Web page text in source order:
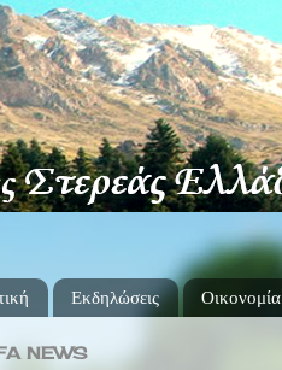
Εκδηλώσεις Οικονομία
NEWS